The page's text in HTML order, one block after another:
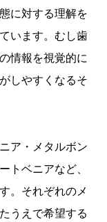
に対する理解を
います。むし歯
情報を視覚的に
しやすくなるそ
ア・メタルボン
トベニアなど、
。それぞれのメ
うえで希望する